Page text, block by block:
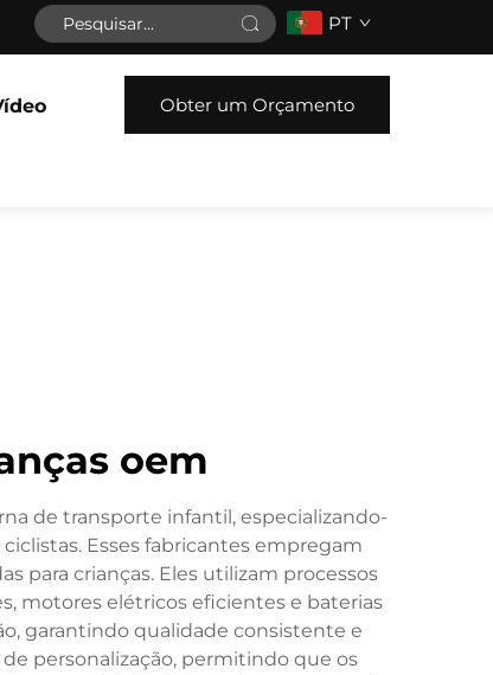
PT
Obter um Orçamento
oem
de transporte infantil, especializando-
Esses fabricantes empregam
para crianças. Eles utilizam processos
motores elétricos eficientes e baterias
garantindo qualidade consistente e
personalização, permitindo que os